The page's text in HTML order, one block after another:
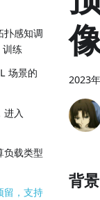
感知调
练
场景的
入
载类型
，支持
2023
背景